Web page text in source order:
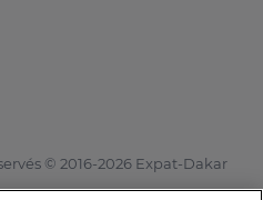
© 2016-2026 Expat-Dakar